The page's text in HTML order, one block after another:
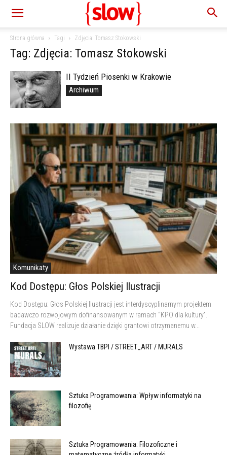
Strona główna Tagi Zdjęcia: Tomasz Stokowski
Tag: Zdjęcia: Tomasz Stokowski
II Tydzień Piosenki w Krakowie
Archiwum
Komunikaty
Kod Dostępu: Głos Polskiej Ilustracji
Kod Dostępu: Głos Polskiej Ilustracji jest interdyscyplinarnym projektem
badawczo rozwojowym dofinansowanym w ramach “KPO dla kultury”.
Fundacja SLOW realizuje działanie dzięki grantowi otrzymanemu w...
Wystawa TBPI / STREET_ART / MURALS
Sztuka Programowania: Wpływ informatyki na
filozofię
Sztuka Programowania: Filozoficzne i